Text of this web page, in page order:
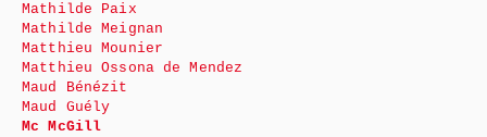
Mathilde Paix
Mathilde Meignan
Matthieu Mounier
Matthieu Ossona de Mendez
Maud Bénézit
Maud Guély
Mc McGill